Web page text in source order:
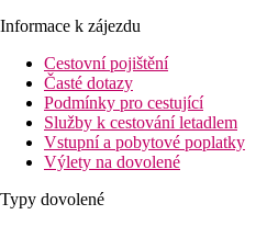
Informace k zájezdu
Cestovní pojištění
Časté dotazy
Podmínky pro cestující
Služby k cestování letadlem
Vstupní a pobytové poplatky
Výlety na dovolené
Typy dovolené